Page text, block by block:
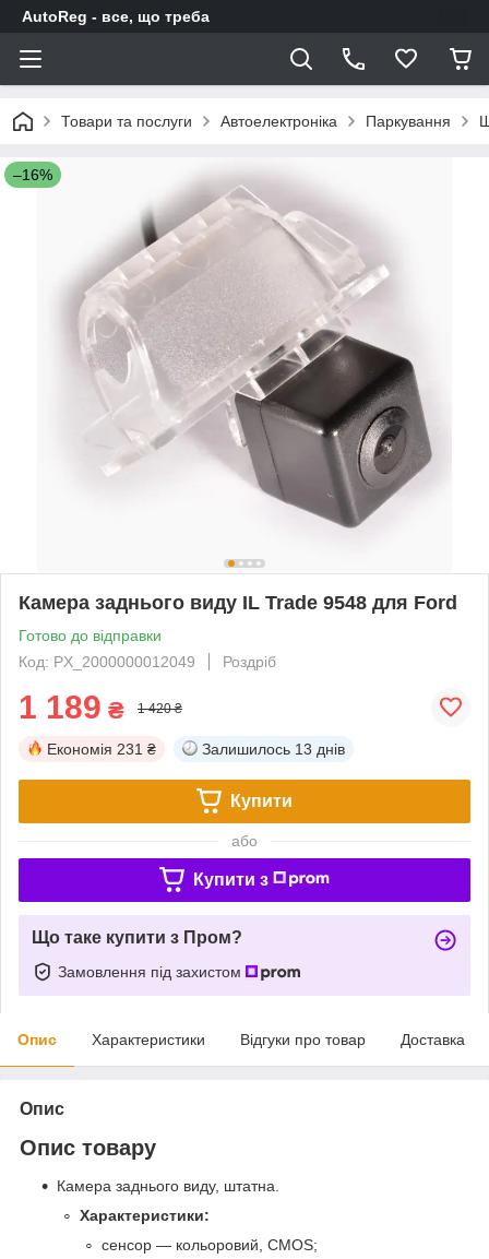
AutoReg - все, що треба
Товари та послуги Автоелектроніка Паркування
–16%
Камера заднього виду IL Trade 9548 для Ford
Готово до відправки
Код: PX_2000000012049
Роздріб
1 189 ₴ 1 420 ₴
Економія 231 ₴ Залишилось 13 днів
Купити
або
Купити з
Що таке купити з Пром?
Замовлення під захистом
Опис Характеристики Відгуки про товар Доставка
Опис
Опис товару
Камера заднього виду, штатна.
Характеристики:
сенсор — кольоровий, CMOS;